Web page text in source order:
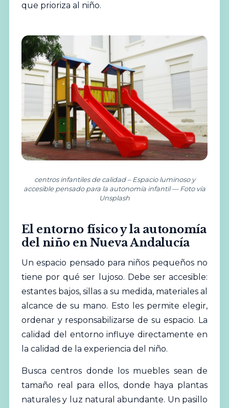
que prioriza al niño.
centros infantiles de calidad – Espacio luminoso y
accesible pensado para la autonomía infantil — Foto vía
Unsplash
El entorno físico y la autonomía
del niño en Nueva Andalucía
Un espacio pensado para niños pequeños no
tiene por qué ser lujoso. Debe ser accesible:
estantes bajos, sillas a su medida, materiales al
alcance de su mano. Esto les permite elegir,
ordenar y responsabilizarse de su espacio. La
calidad del entorno influye directamente en
la calidad de la experiencia del niño.
Busca centros donde los muebles sean de
tamaño real para ellos, donde haya plantas
naturales y luz natural abundante. Un pasillo